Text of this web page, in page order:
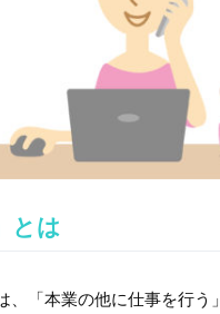
とは
、「本業の他に仕事を行う